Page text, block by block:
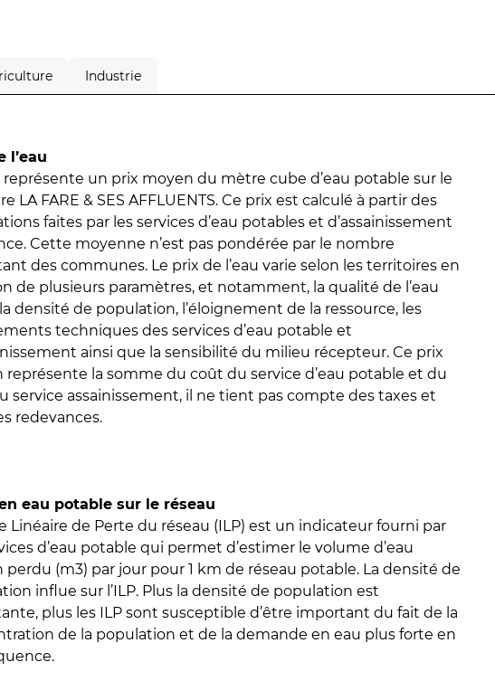
Industrie
l’eau
représente un prix moyen du mètre cube d’eau potable sur le
LA FARE & SES AFFLUENTS. Ce prix est calculé à partir des
faites par les services d’eau potables et d’assainissement
Cette moyenne n’est pas pondérée par le nombre
des communes. Le prix de l’eau varie selon les territoires en
de plusieurs paramètres, et notamment, la qualité de l’eau
densité de population, l’éloignement de la ressource, les
techniques des services d’eau potable et
ainsi que la sensibilité du milieu récepteur. Ce prix
représente la somme du coût du service d’eau potable et du
service assainissement, il ne tient pas compte des taxes et
redevances.
eau potable sur le réseau
Linéaire de Perte du réseau (ILP) est un indicateur fourni par
d’eau potable qui permet d’estimer le volume d’eau
perdu (m3) par jour pour 1 km de réseau potable. La densité de
influe sur l’ILP. Plus la densité de population est
plus les ILP sont susceptible d’être important du fait de la
de la population et de la demande en eau plus forte en